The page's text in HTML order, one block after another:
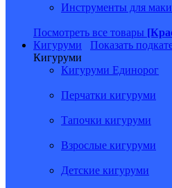
Инструменты для
Посмотреть все товары
Кигуруми
Показать
Кигуруми
Кигуруми Единорог
Перчатки кигуруми
Тапочки кигуруми
Взрослые кигуруми
Детские кигуруми